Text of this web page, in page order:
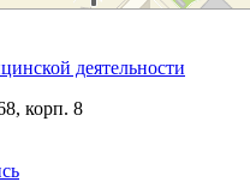
деятельности
корп. 8